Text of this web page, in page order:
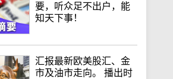
要，听众足不出户，能
知天下事！
汇报最新欧美股汇、金
市及油市走向。 播出时